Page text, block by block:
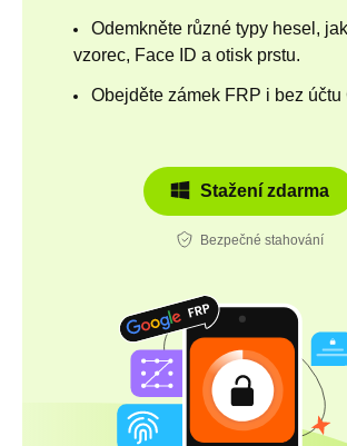
Odemkněte různé typy hesel,
vzorec, Face ID a otisk prstu.
Obejděte zámek FRP i bez účtu
Stažení zdarma
Bezpečné stahování